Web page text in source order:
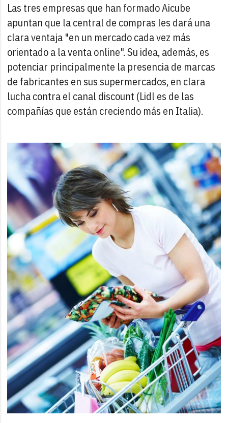
Las tres empresas que han formado Aicube
apuntan que la central de compras les dará una
clara ventaja "en un mercado cada vez más
orientado a la venta online". Su idea, además, es
potenciar principalmente la presencia de marcas
de fabricantes en sus supermercados, en clara
lucha contra el canal discount (Lidl es de las
compañías que están creciendo más en Italia).